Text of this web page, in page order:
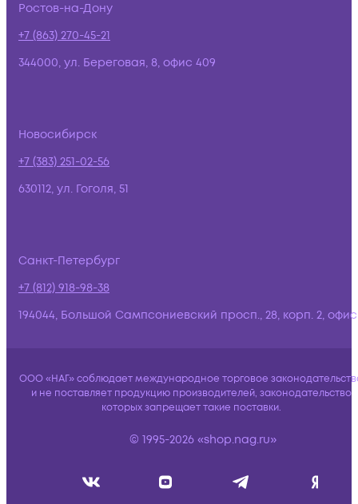
Ростов-на-Дону
+7 (863) 270-45-21
344000, ул. Береговая, 8, офис 409
Новосибирск
+7 (383) 251-02-56
630112, ул. Гоголя, 51
Санкт-Петербург
+7 (812) 918-98-38
194044, Большой Сампсониевский просп., 28, корп. 2,
ООО «НАГ» соблюдает международное торговое
и не поставляет продукцию производителей, законодательство
которых запрещает такие поставки.
© 1995-2026 «shop.nag.ru»